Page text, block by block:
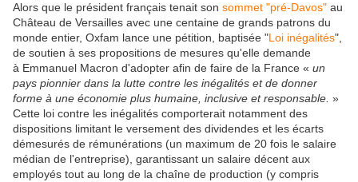
Alors que le président français tenait son sommet "pré-Davos" au
Château de Versailles avec une centaine de grands patrons du
monde entier, Oxfam lance une pétition, baptisée "Loi inégalités",
de soutien à ses propositions de mesures qu'elle demande
à Emmanuel Macron d'adopter afin de faire de la France « un
pays pionnier dans la lutte contre les inégalités et de donner
forme à une économie plus humaine, inclusive et responsable. »
Cette loi contre les inégalités comporterait notamment des
dispositions limitant le versement des dividendes et les écarts
démesurés de rémunérations (un maximum de 20 fois le salaire
médian de l'entreprise), garantissant un salaire décent aux
employés tout au long de la chaîne de production (y compris